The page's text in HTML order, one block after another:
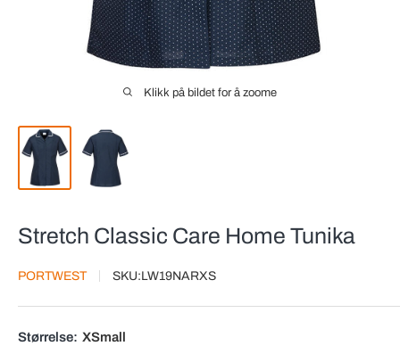
Klikk på bildet for å zoome
Stretch Classic Care Home Tunika
PORTWEST SKU:LW19NARXS
Størrelse: XSmall